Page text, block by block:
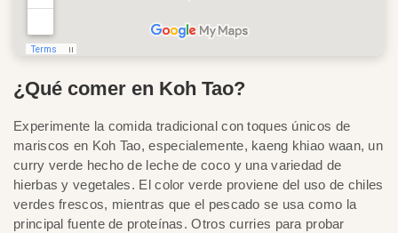
¿Qué comer en Koh Tao?
Experimente la comida tradicional con toques únicos de
mariscos en Koh Tao, especialemente, kaeng khiao waan, un
curry verde hecho de leche de coco y una variedad de
hierbas y vegetales. El color verde proviene del uso de chiles
verdes frescos, mientras que el pescado se usa como la
principal fuente de proteínas. Otros curries para probar